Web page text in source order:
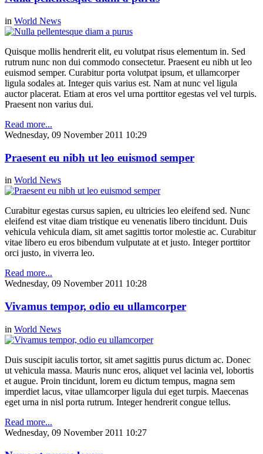
in World News
Quisque mollis hendrerit elit, eu volutpat risus elementum in. Sed
rutrum nunc non dui commodo consectetur. Praesent eu nibh ut leo
euismod semper. Curabitur porta volutpat ipsum, et ullamcorper
ligula sodales at. Integer quis varius est. Nam at nunc vel ligula
auctor placerat. Etiam at eros vel urna porttitor egestas vel vel turpis.
Praesent non varius dui.
Read more...
Wednesday, 09 November 2011 10:29
Praesent eu nibh ut leo euismod semper
in World News
Curabitur egestas cursus sapien, eu ultricies leo eleifend sed. Nunc
eleifend est vitae diam tristique eu venenatis libero tincidunt. Duis
vehicula vehicula diam, sit amet sagittis tortor molestie ac. Curabitur
vitae libero eu eros bibendum vulputate at et justo. Integer porttitor
orci justo, in viverra leo.
Read more...
Wednesday, 09 November 2011 10:28
Vivamus tempor, odio eu ullamcorper
in World News
Duis suscipit iaculis tortor, sit amet sagittis purus dictum ac. Donec
ut vehicula massa. Mauris nunc eros, aliquet vel lacinia vel, lobortis
et augue. Proin tincidunt, lorem eu dictum tempus, magna sem
imperdiet lacus, vitae ullamcorper ligula dui eget turpis. Maecenas
eget urna in nisl porta rutrum. Integer hendrerit congue tellus.
Read more...
Wednesday, 09 November 2011 10:27